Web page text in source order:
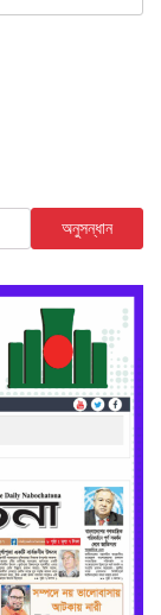
অনুসন্ধান